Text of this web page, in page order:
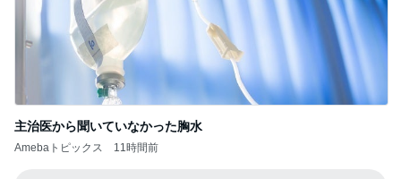
主治医から聞いていなかった胸水
Amebaトピックス 11時間前